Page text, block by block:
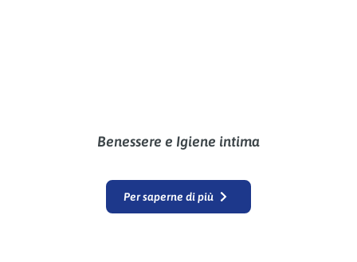
Benessere e Igiene intima
Per saperne di più